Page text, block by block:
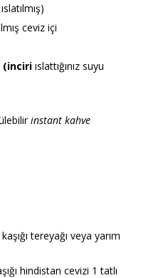
ceviz içi
(inciri ıslattığınız suyu
instant kahve
tereyağı veya yarım
hindistan cevizi 1 tatlı